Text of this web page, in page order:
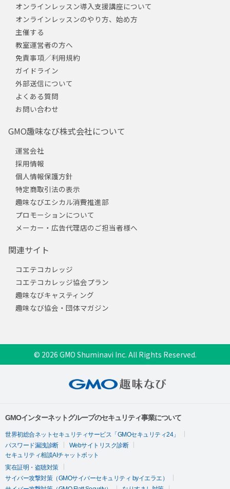
オンラインレッスン導入支援講座について
オンラインレッスンのやり方、始め方
主催する
教室運営者の方へ
免責事項／利用規約
ガイドライン
外部送信について
よくある質問
お問い合わせ
GMO趣味なび株式会社について
運営会社
採用情報
個人情報保護方針
特定商取引法の表示
趣味なびエシカル消費推進部
プロモーションについて
メーカー・広告代理店のご担当者様へ
関連サイト
コエテコカレッジ
コエテコカレッジ協会プラン
趣味なびキャスティング
趣味なび協会・団体マガジン
© 2026 GMO Shuminavi Inc. All Rights Reserved.